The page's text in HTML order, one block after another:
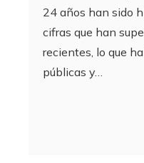
24 años han sido
cifras que han
recientes, lo que
públicas y…